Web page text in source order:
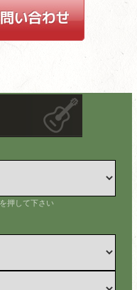
押して下さい